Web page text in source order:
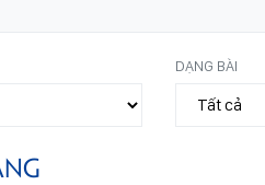
DẠNG BÀI